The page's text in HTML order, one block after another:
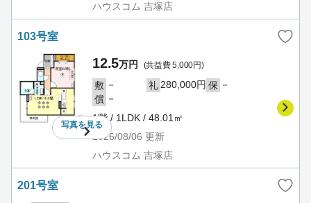
ハウスコム 吉塚店
103号室
写真を見る
12.5万円 (共益費 5,000円)
敷 － 礼 280,000円 保 －
償 －
1階 / 1LDK / 48.01㎡
2026/08/06 更新
ハウスコム 吉塚店
201号室